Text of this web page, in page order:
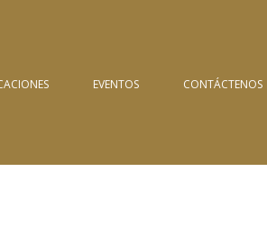
EVENTOS CONTÁCTENOS